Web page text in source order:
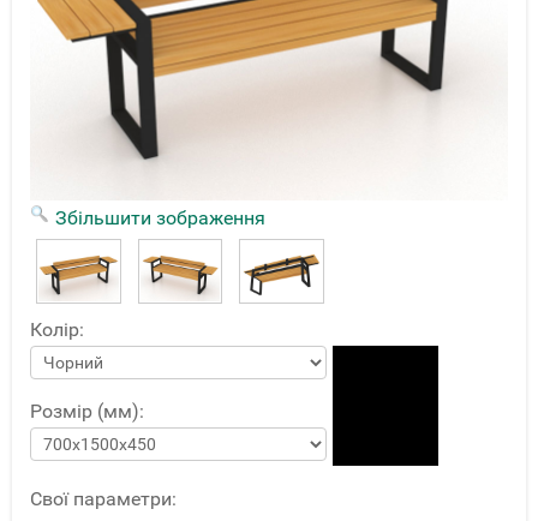
Збільшити зображення
Колір:
Розмір (мм):
Свої параметри: